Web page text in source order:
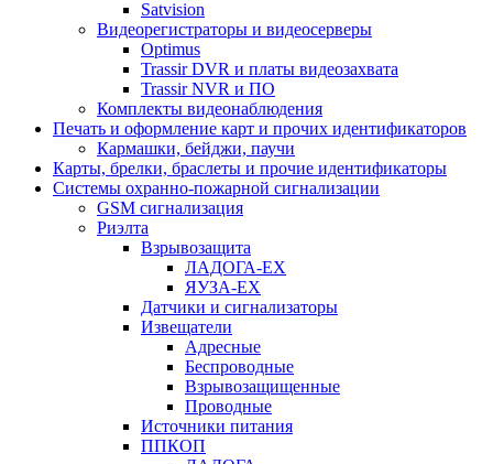
Satvision
Видеорегистраторы и видеосерверы
Optimus
Trassir DVR и платы видеозахвата
Trassir NVR и ПО
Комплекты видеонаблюдения
Печать и оформление карт и прочих идентификаторов
Кармашки, бейджи, паучи
Карты, брелки, браслеты и прочие идентификаторы
Системы охранно-пожарной сигнализации
GSM сигнализация
Риэлта
Взрывозащита
ЛАДОГА-EX
ЯУЗА-ЕХ
Датчики и сигнализаторы
Извещатели
Адресные
Беспроводные
Взрывозащищенные
Проводные
Источники питания
ППКОП